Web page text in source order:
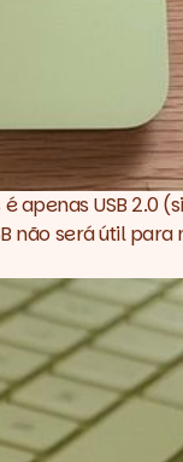
apenas USB 2.0
não será útil